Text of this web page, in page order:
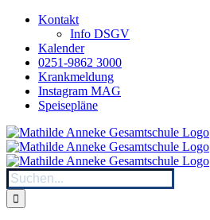
Zum
springen
Kontakt
Info DSGV
Kalender
0251-9862 3000
Krankmeldung
Instagram MAG
Speisepläne
Suche
nach: